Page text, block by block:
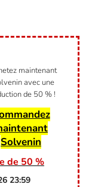
maintenant
avec une
de 50 % !
Solvenin
de 50 %
23:59